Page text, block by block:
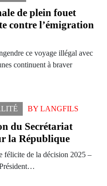
de plein fouet
contre l’émigration
ce voyage illégal avec
continuent à braver
BY LANGFILS
du Secrétariat
la République
félicite de la décision 2025 –